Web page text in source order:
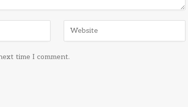
time I comment.